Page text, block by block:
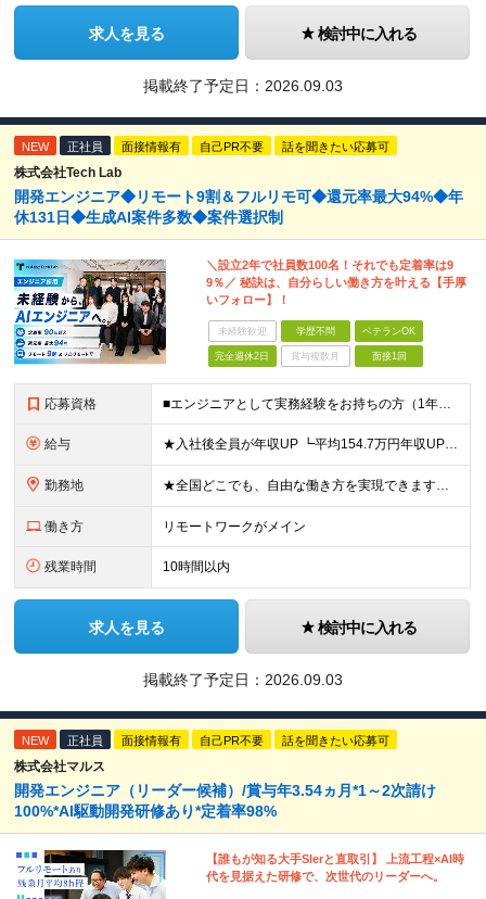
求人を見る 検討中に入れる
掲載終了予定日： 2026.09.03
NEW 正社員 面接情報有 自己PR不要 話を聞きたい応募可
株式会社Tech Lab
開発エンジニア◆リモート9割＆フルリモ可◆還元率最大94%◆年
休131日◆生成AI案件多数◆案件選択制
＼設立2年で社員数100名！それでも定着率は9
9％／ 秘訣は、自分らしい働き方を叶える【手厚
いフォロー】！
未経験歓迎 学歴不問 ベテランOK
完全週休2日 賞与複数月 面接1回
応募資格 ■エンジニアとして実務経験をお持ちの方（1年以上） ■学歴不問 ■既卒・第二新卒OK ☆Tech Labの事業内容、ビジョンに共感できる⽅はぜひご応募ください！ ☆意欲重視の採用です！ 「経歴に自信
給与 ★入社後全員が年収UP ┗平均154.7万円年収UP！ ┗最大380万円UPの実績も 月給35万円～100万円＋決算賞与＋各種手当 【 給与イメージ 】 ■経験1年以上…月給35万円～＋決算賞与
勤務地 ★全国どこでも、自由な働き方を実現できます！ 全国のプロジェクト先やフルリモート環境での勤務も可能です。 ＼自由度の高い働き方、叶えます／ ・フルリモートで働きたい ・ハイブリットに働きたい ・家庭
働き方 リモートワークがメイン
残業時間 10時間以内
求人を見る 検討中に入れる
掲載終了予定日： 2026.09.03
NEW 正社員 面接情報有 自己PR不要 話を聞きたい応募可
株式会社マルス
開発エンジニア（リーダー候補）/賞与年3.54ヵ月*1～2次請け
100%*AI駆動開発研修あり*定着率98%
【誰もが知る大手SIerと直取引】 上流工程×AI時
代を見据えた研修で、次世代のリーダーへ。